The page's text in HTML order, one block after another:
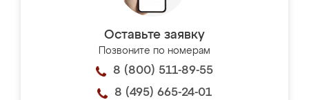
Оставьте заявку
Позвоните по номерам
8 (800) 511-89-55
8 (495) 665-24-01